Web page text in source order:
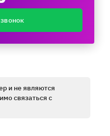
и не являются
связаться с